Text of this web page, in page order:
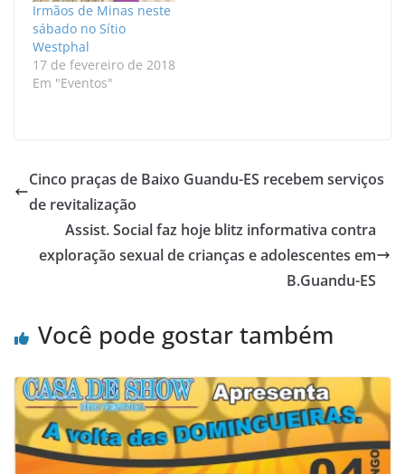
Irmãos de Minas neste
sábado no Sítio
Westphal
17 de fevereiro de 2018
Em "Eventos"
Cinco praças de Baixo Guandu-ES recebem serviços
de revitalização
Assist. Social faz hoje blitz informativa contra
exploração sexual de crianças e adolescentes em
B.Guandu-ES
Você pode gostar também